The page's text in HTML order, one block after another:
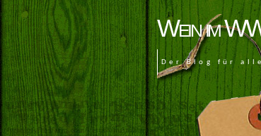
Wein im
Der Blog für